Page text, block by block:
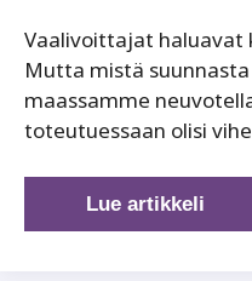
Vaalivoittajat haluavat
Mutta mistä
maassamme
toteutuessaan olisi
Suunnanmuutos
–
Lue artikkeli